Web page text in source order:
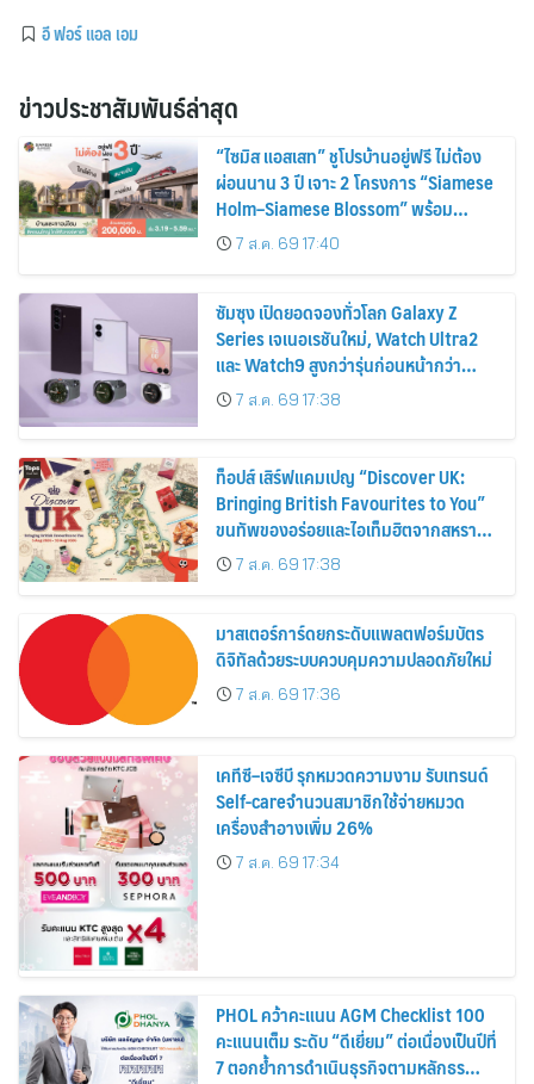
อี ฟอร์ แอล เอม
ข่าวประชาสัมพันธ์ล่าสุด
“ไซมิส แอสเสท” ชูโปรบ้านอยู่ฟรี ไม่ต้อง
ผ่อนนาน 3 ปี เจาะ 2 โครงการ “Siamese
Holm–Siamese Blossom” พร้อม
ส่วนลดและสิทธิพิเศษถึง 31 สิงหาคม
2569
7 ส.ค. 69 17:40
ซัมซุง เปิดยอดจองทั่วโลก Galaxy Z
Series เจเนอเรชันใหม่, Watch Ultra2
และ Watch9 สูงกว่ารุ่นก่อนหน้ากว่า
30%7 ส.ค. 69 17:38
ท็อปส์ เสิร์ฟแคมเปญ “Discover UK:
Bringing British Favourites to You”
ขนทัพของอร่อยและไอเท็มฮิตจากสหราช
อาณาจักร ส่งตรงถึงมือตั้งแต่วันนี้ – 18
สิงหาคมนี้
7 ส.ค. 69 17:38
มาสเตอร์การ์ดยกระดับแพลตฟอร์มบัตร
ดิจิทัลด้วยระบบควบคุมความปลอดภัยใหม่
7 ส.ค. 69 17:36
เคทีซี–เจซีบี รุกหมวดความงาม รับเทรนด์
Self-careจำนวนสมาชิกใช้จ่ายหมวด
เครื่องสำอางเพิ่ม 26%
7 ส.ค. 69 17:34
PHOL คว้าคะแนน AGM Checklist 100
คะแนนเต็ม ระดับ “ดีเยี่ยม” ต่อเนื่องเป็นปีที่
7 ตอกย้ำการดำเนินธุรกิจตามหลักธร